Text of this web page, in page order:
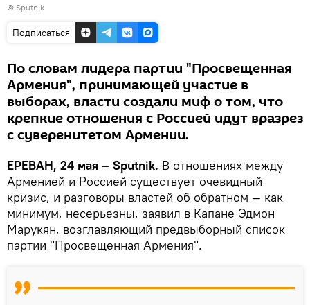
© Sputnik
Подписаться
По словам лидера партии "Просвещенная
Армения", принимающей участие в
выборах, власти создали миф о том, что
крепкие отношения с Россией идут вразрез
с суверенитетом Армении.
ЕРЕВАН, 24 мая – Sputnik. В отношениях между
Арменией и Россией существует очевидный
кризис, и разговоры властей об обратном — как
минимум, несерьезны, заявил в Капане Эдмон
Марукян, возглавляющий предвыборный список
партии "Просвещенная Армения".